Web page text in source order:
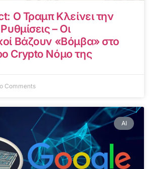
Ο Τραμπ Κλείνει την
– Οι
Βάζουν «Βόμβα» στο
Crypto Νόμο της
Comments
AI